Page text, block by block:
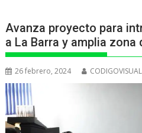
Avanza proyecto para
a La Barra y amplia zona
26 febrero, 2024 CODIGOVISUAL